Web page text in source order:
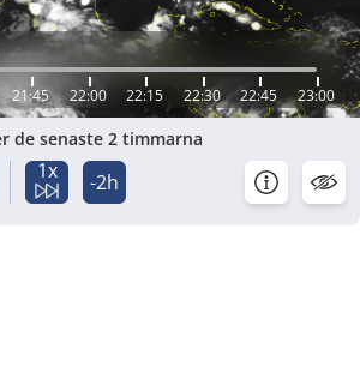
21:45 22:00 22:15 22:30 22:45 23:00
de senaste 2 timmarna
1x -2h